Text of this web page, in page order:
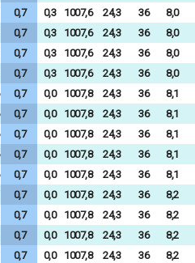
0,7 0,3 1007,6 24,3 36
8,0
0,7 0,3 1007,6 24,3 36
8,0
0,7 0,3 1007,6 24,3 36
8,0
0,7 0,3 1007,6 24,3 36
8,0
0,7 0,0 1007,8 24,3 36
8,1
0,7 0,0 1007,8 24,3 36
8,1
0,7 0,0 1007,8 24,3 36
8,1
0,7 0,0 1007,8 24,3 36
8,1
0,7 0,0 1007,8 24,3 36
8,1
0,7 0,0 1007,8 24,3 36
8,2
0,7 0,0 1007,8 24,3 36
8,2
0,7 0,0 1007,8 24,3 36
8,2
0,7 0,0 1007,8 24,3 36
8,2